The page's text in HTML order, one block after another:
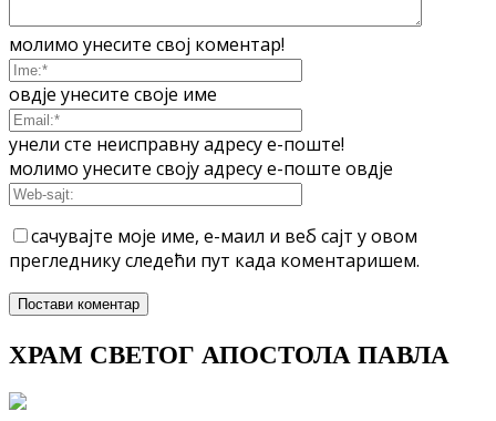
молимо унесите свој коментар!
овдје унесите своје име
унели сте неисправну адресу е-поште!
молимо унесите своју адресу е-поште овдје
сачувајте моје име, е-маил и веб сајт у овом
прегледнику следећи пут када коментаришем.
ХРАМ СВЕТОГ АПОСТОЛА ПАВЛА